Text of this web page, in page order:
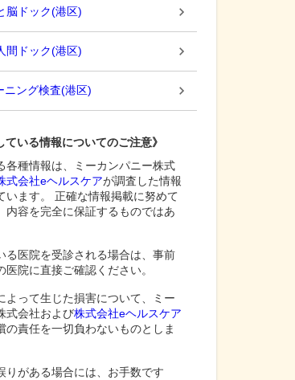
脳ドック(港区)
間ドック(港区)
ニング検査(港区)
ている情報についてのご注意》
各種情報は、ミーカンパニー株式
式会社eヘルスケアが調査した情報
います。 正確な情報掲載に努めて
内容を完全に保証するものではあ
る医院を受診される場合は、事前
医院に直接ご確認ください。
よって生じた損害について、ミー
式会社および株式会社eヘルスケア
の責任を一切負わないものとしま
りがある場合には、お手数です